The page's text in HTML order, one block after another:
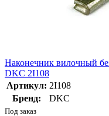
Наконечник вилочный
DKC 2I108
Артикул: 2I108
Бренд:
DKC
Под заказ